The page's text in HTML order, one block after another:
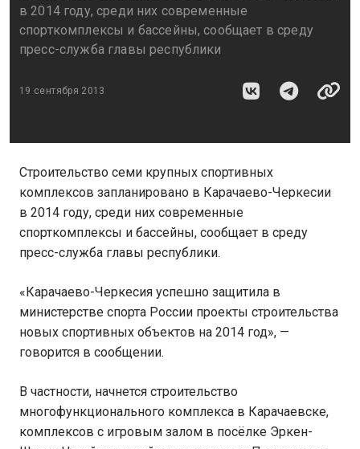
в 2014 году, среди них современные
спорткомплексы и бассейны, сообщает в среду
пресс-служба главы республики
19 сентября 2013
Строительство семи крупных спортивных
комплексов запланировано в Карачаево-Черкесии
в 2014 году, среди них современные
спорткомплексы и бассейны, сообщает в среду
пресс-служба главы республики.
«Карачаево-Черкесия успешно защитила в
министерстве спорта России проекты строительства
новых спортивных объектов на 2014 год», —
говорится в сообщении.
В частности, начнется строительство
многофункционального комплекса в Карачаевске,
комплексов с игровым залом в посёлке Эркен-